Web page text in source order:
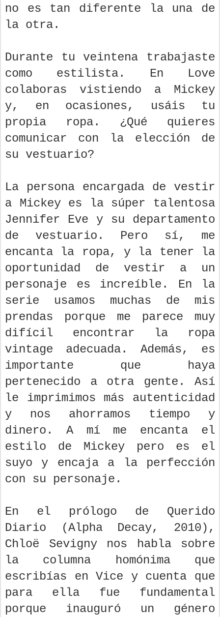
no es tan diferente la una de
la otra.
Durante tu veintena trabajaste
como estilista. En Love
colaboras vistiendo a Mickey
y, en ocasiones, usáis tu
propia ropa. ¿Qué quieres
comunicar con la elección de
su vestuario?
La persona encargada de vestir
a Mickey es la súper talentosa
Jennifer Eve y su departamento
de vestuario. Pero sí, me
encanta la ropa, y la tener la
oportunidad de vestir a un
personaje es increíble. En la
serie usamos muchas de mis
prendas porque me parece muy
difícil encontrar la ropa
vintage adecuada. Además, es
importante que haya
pertenecido a otra gente. Así
le imprimimos más autenticidad
y nos ahorramos tiempo y
dinero. A mí me encanta el
estilo de Mickey pero es el
suyo y encaja a la perfección
con su personaje.
En el prólogo de Querido
Diario (Alpha Decay, 2010),
Chloë Sevigny nos habla sobre
la columna homónima que
escribías en Vice y cuenta que
para ella fue fundamental
porque inauguró un género